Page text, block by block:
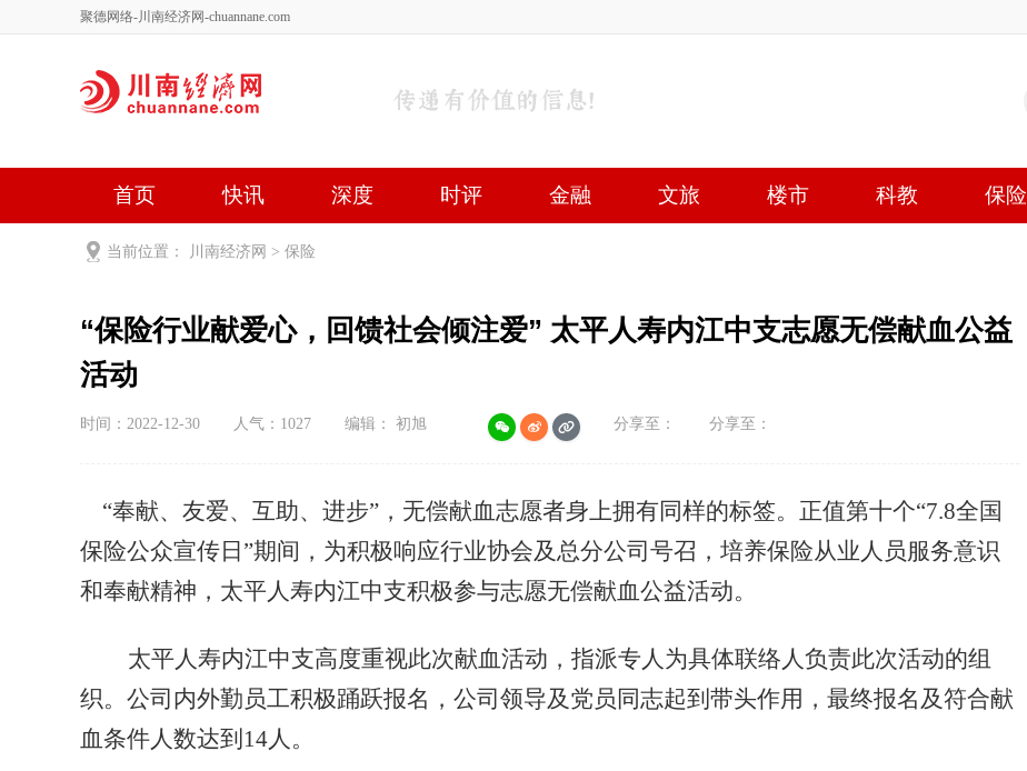
聚德网络-川南经济网-chuannane.com
首页 快讯 深度 时评 金融 文旅 楼市 科教 保险
健康 文艺
当前位置： 川南经济网 > 保险
“保险行业献爱心，回馈社会倾注爱” 太平人寿内江中支志愿无偿献血公益
活动
时间：2022-12-30 人气： 1027 编辑： 初旭 分享至： 分享至：
“奉献、友爱、互助、进步”，无偿献血志愿者身上拥有同样的标签。正值第十个“7.8全国
保险公众宣传日”期间， 为积极响应行业协会及总分公司号召 ， 培养保险从业人员服务意识
和奉献精神 ，太平人寿内江中支积极参与志愿无偿献血公益活动。
太平人寿内江中支高度重视此次献血活动，指派专人为具体联络人负责此次活动的组
织。公司内外勤员工积极踊跃报名，公司领导及党员同志起到带头作用，最终报名及符合献
血条件人数达到 14人。